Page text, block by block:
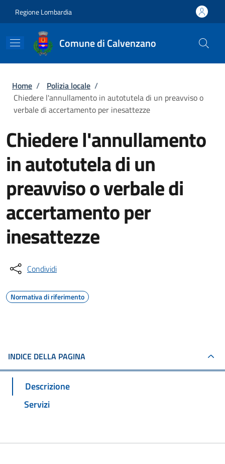
Regione Lombardia
Comune di Calvenzano
Briciole di pane
Home / Polizia locale /
Chiedere l'annullamento in autotutela di un preavviso o
verbale di accertamento per inesattezze
Chiedere l'annullamento
in autotutela di un
preavviso o verbale di
accertamento per
inesattezze
Condividi
Normativa di riferimento
INDICE DELLA PAGINA
Descrizione
Servizi